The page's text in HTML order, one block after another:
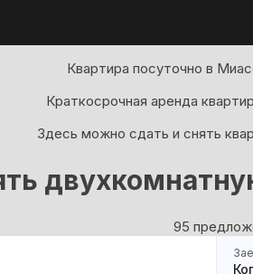
Квартира посуточно в
Краткосрочная аренда
Здесь можно сдать и снять
95